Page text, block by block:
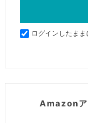
ログインしたまま
Amazonア